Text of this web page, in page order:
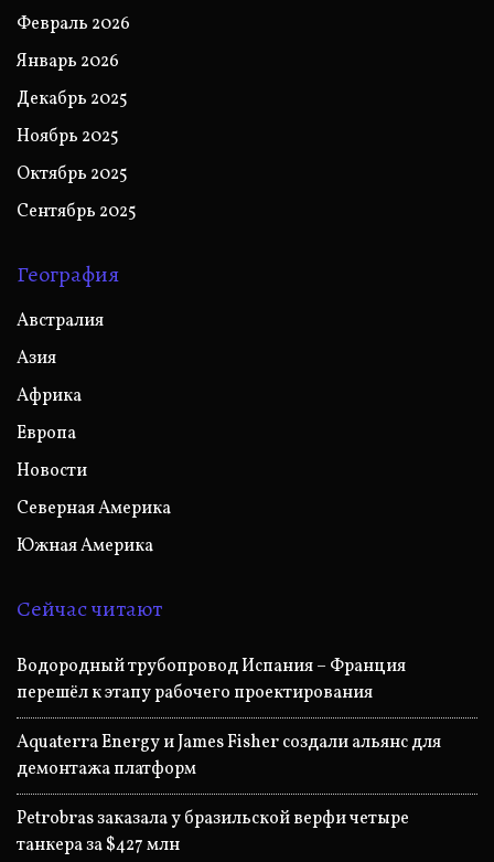
Февраль 2026
Январь 2026
Декабрь 2025
Ноябрь 2025
Октябрь 2025
Сентябрь 2025
География
Австралия
Азия
Африка
Европа
Новости
Северная Америка
Южная Америка
Сейчас читают
Водородный трубопровод Испания – Франция
перешёл к этапу рабочего проектирования
Aquaterra Energy и James Fisher создали альянс для
демонтажа платформ
Petrobras заказала у бразильской верфи четыре
танкера за $427 млн